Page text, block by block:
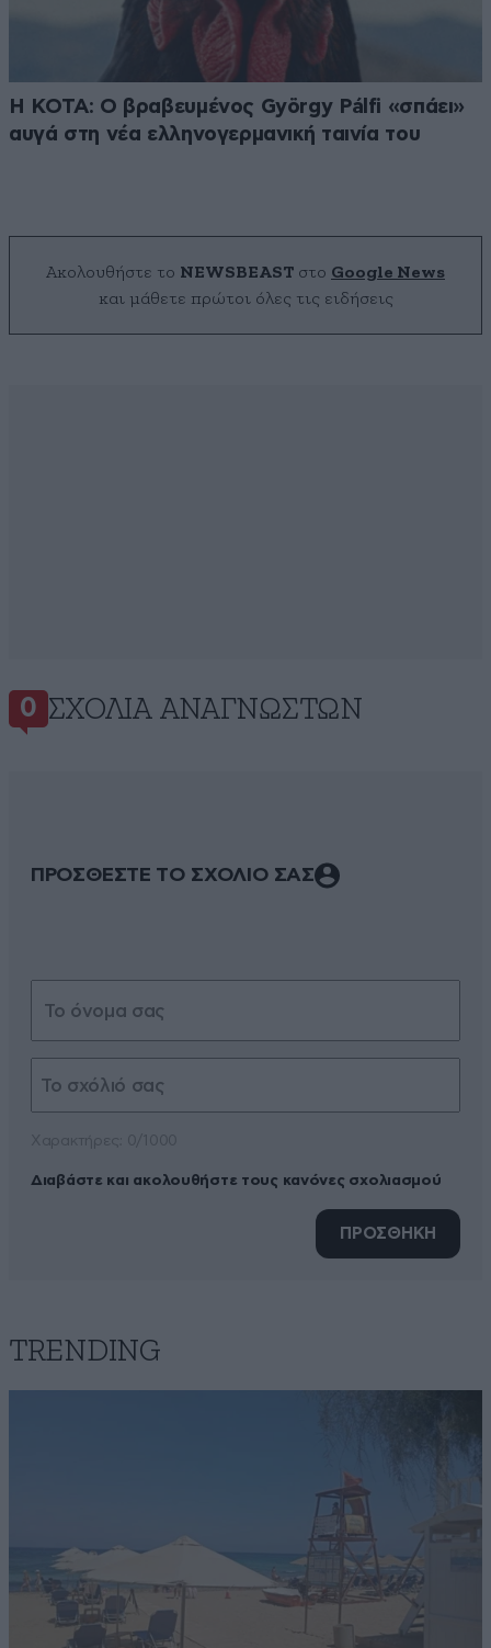
Η KOTA: Ο βραβευμένος György Pálfi «σπάει»
αυγά στη νέα ελληνογερμανική ταινία του
Ακολουθήστε το NEWSBEAST στο Google News
και μάθετε πρώτοι όλες τις ειδήσεις
0 ΣΧΌΛΙΑ ΑΝΑΓΝΩΣΤΏΝ
ΠΡΟΣΘΕΣΤΕ ΤΟ ΣΧΟΛΙΟ ΣΑΣ
Διαβάστε και ακολουθήστε τους κανόνες σχολιασμού
ΠΡΟΣΘΗΚΗ
TRENDING